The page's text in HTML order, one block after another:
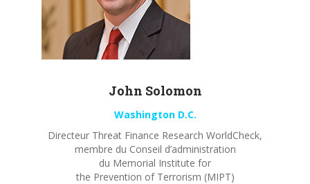
John Solomon
Washington D.C.
Directeur Threat Finance Research WorldCheck,
membre du Conseil d’administration
du Memorial Institute for
the Prevention of Terrorism (MIPT)